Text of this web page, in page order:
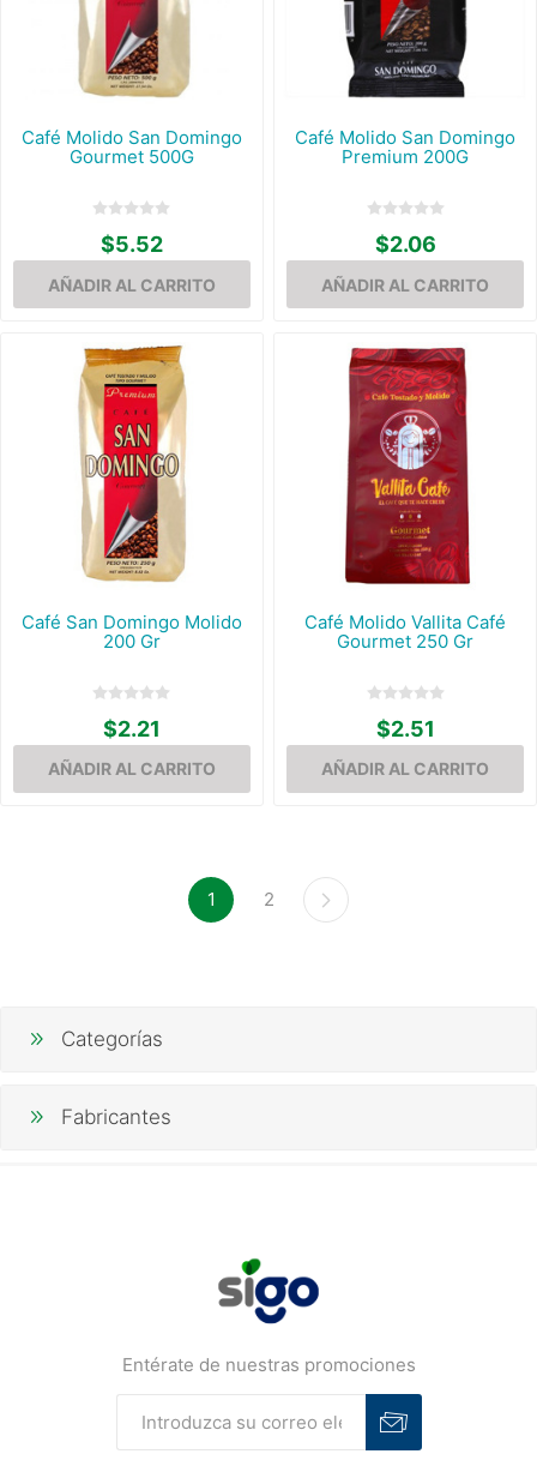
Café Molido San Domingo
Gourmet 500G
$5.52
Café Molido San Domingo
Premium 200G
$2.06
Café San Domingo Molido
200 Gr
$2.21
Café Molido Vallita Café
Gourmet 250 Gr
$2.51
1 2
Categorías
Fabricantes
Entérate de nuestras promociones